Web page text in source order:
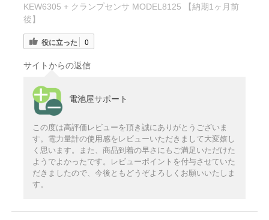
KEW6305 + クランプセンサ MODEL8125 【納期1ヶ月前
後】
役に立った 0
サイトからの返信
電池屋サポート
この度は高評価レビューを頂き誠にありがとうございま
す。電力量計の使用感をレビューいただきまして大変嬉し
く思います。また、商品到着の早さにもご満足いただけた
ようでよかったです。レビューポイントを付与させていた
だきましたので、今後ともどうぞよろしくお願いいたしま
す。